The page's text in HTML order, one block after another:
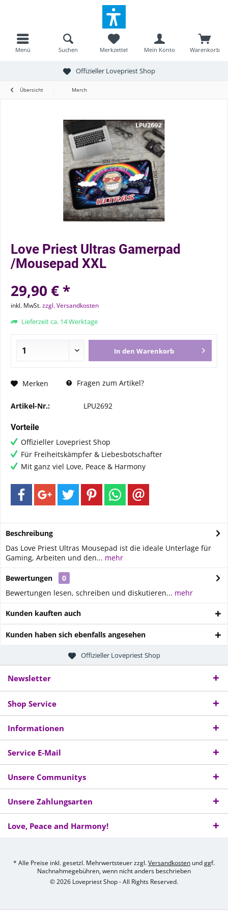
Menü Warenkorb
Merkzettel Mein Konto
Suchen
Offizieller Lovepriest Shop
Übersicht Merch
Love Priest Ultras Gamerpad
/Mousepad XXL
29,90 € *
inkl. MwSt.zzgl. Versandkosten
Lieferzeit ca. 14 Werktage
In den Warenkorb
Merken Fragen zum Artikel?
Artikel-Nr.: LPU2692
Vorteile
Offizieller Lovepriest Shop
Für Freiheitskämpfer & Liebesbotschafter
Mit ganz viel Love, Peace & Harmony
Beschreibung
Das Love Priest Ultras Mousepad ist die ideale Unterlage für
Gaming, Arbeiten und den... mehr
Bewertungen
0
Bewertungen lesen, schreiben und diskutieren... mehr
Kunden kauften auch
Kunden haben sich ebenfalls angesehen
Offizieller Lovepriest Shop
Newsletter
Shop Service
Informationen
Service E-Mail
Unsere Communitys
Unsere Zahlungsarten
Love, Peace and Harmony!
* Alle Preise inkl. gesetzl. Mehrwertsteuer zzgl.Versandkosten und ggf.
Nachnahmegebühren, wenn nicht anders beschrieben
© 2026 Lovepriest Shop - All Rights Reserved.